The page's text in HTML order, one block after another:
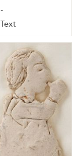
-
Text